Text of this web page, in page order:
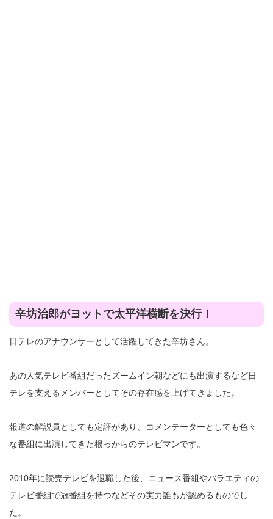
辛坊治郎がヨットで太平洋横断を決行！
日テレのアナウンサーとして活躍してきた辛坊さん。
あの人気テレビ番組だったズームイン朝などにも出演するなど日
テレを支えるメンバーとしてその存在感を上げてきました。
報道の解説員としても定評があり、コメンテーターとしても色々
な番組に出演してきた根っからのテレビマンです。
2010年に読売テレビを退職した後、ニュース番組やバラエティの
テレビ番組で冠番組を持つなどその実力誰もが認めるものでし
た。